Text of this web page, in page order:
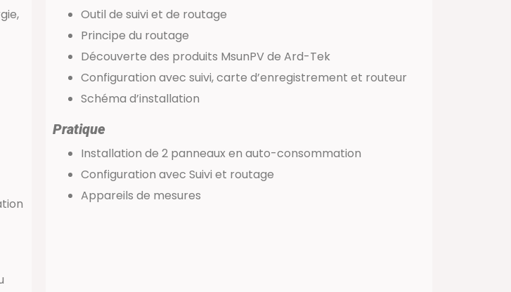
Outil de suivi et de routage
Principe du routage
Découverte des produits MsunPV de Ard-Tek
Configuration avec suivi, carte d’enregistrement et routeur
Schéma d’installation
Pratique
Installation de 2 panneaux en auto-consommation
Configuration avec Suivi et routage
Appareils de mesures